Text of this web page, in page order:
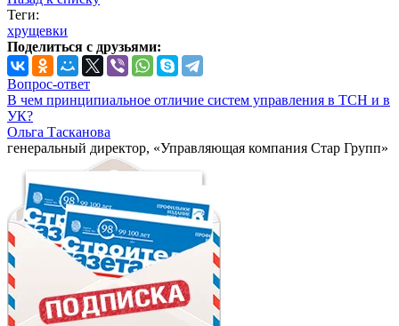
Теги:
хрущевки
Поделиться с друзьями:
Вопрос-ответ
В чем принципиальное отличие систем управления в ТСН и в
УК?
Ольга Тасканова
генеральный директор, «Управляющая компания Стар Групп»